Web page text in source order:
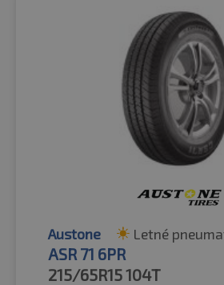
Austone Letné
ASR 71 6PR
215/65R15104T